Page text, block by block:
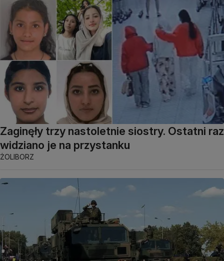
Zaginęły trzy nastoletnie siostry. Ostatni raz
widziano je na przystanku
ŻOLIBORZ